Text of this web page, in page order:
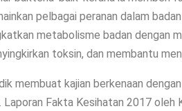
pelbagai peranan dalam
metabolisme badan dengan
toksin, dan membantu
membuat kajian berkenaan
Laporan Fakta Kesihatan 2017